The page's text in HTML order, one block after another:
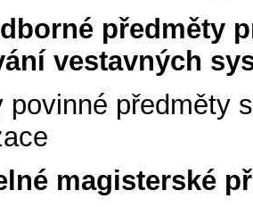
předměty
vestavných
povinné předměty
magisterské